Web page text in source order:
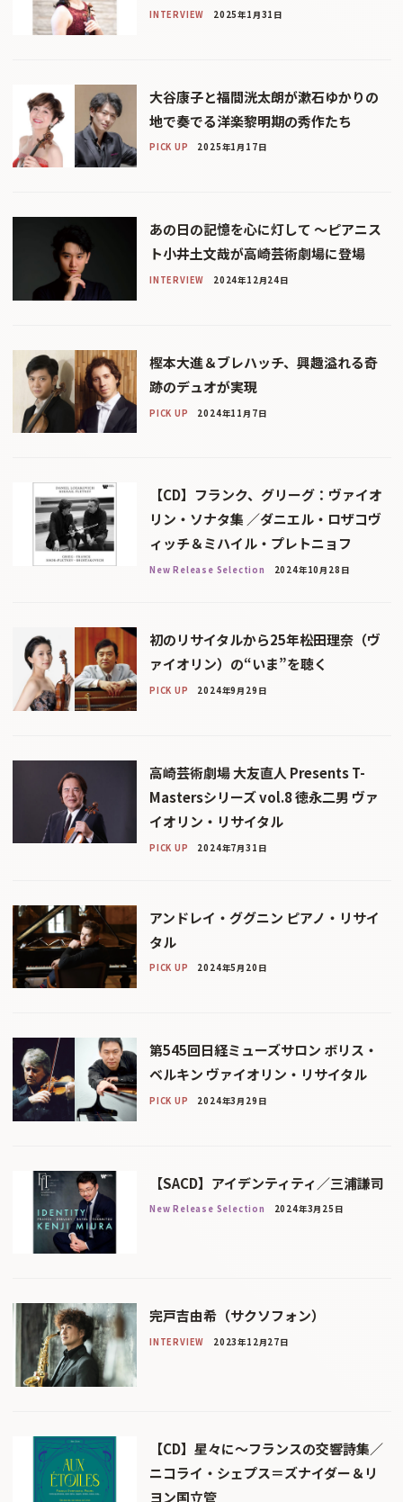
INTERVIEW 2025年1月31日
大谷康子と福間洸太朗が漱石ゆかりの
地で奏でる洋楽黎明期の秀作たち
PICK UP 2025年1月17日
あの日の記憶を心に灯して 〜ピアニス
ト小井土文哉が高崎芸術劇場に登場
INTERVIEW 2024年12月24日
樫本大進＆ブレハッチ、興趣溢れる奇
跡のデュオが実現
PICK UP 2024年11月7日
【CD】フランク、グリーグ：ヴァイオ
リン・ソナタ集 ／ダニエル・ロザコヴ
ィッチ＆ミハイル・プレトニョフ
New Release Selection 2024年10月28日
初のリサイタルから25年――松田理奈（ヴ
ァイオリン）の“いま”を聴く
PICK UP 2024年9月29日
高崎芸術劇場 大友直人 Presents T-
Mastersシリーズ vol.8 徳永二男 ヴァ
イオリン・リサイタル
PICK UP 2024年7月31日
アンドレイ・ググニン ピアノ・リサイ
タル
PICK UP 2024年5月20日
第545回日経ミューズサロン ボリス・
ベルキン ヴァイオリン・リサイタル
PICK UP 2024年3月29日
【SACD】アイデンティティ／三浦謙司
New Release Selection 2024年3月25日
完戸吉由希（サクソフォン）
INTERVIEW 2023年12月27日
【CD】星々に〜フランスの交響詩集／
ニコライ・シェプス＝ズナイダー＆リ
ヨン国立管